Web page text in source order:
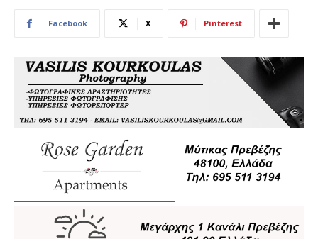
Facebook X Pinterest